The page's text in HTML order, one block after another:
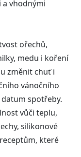
vhodnými
ořechů,
medu i koření
změnit chuť i
vánočního
spotřeby.
vůči teplu,
silikonové
které